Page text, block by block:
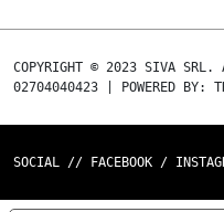
COPYRIGHT © 2023 SIVA SRL.
02704040423 | POWERED BY:
SOCIAL // FACEBOOK /